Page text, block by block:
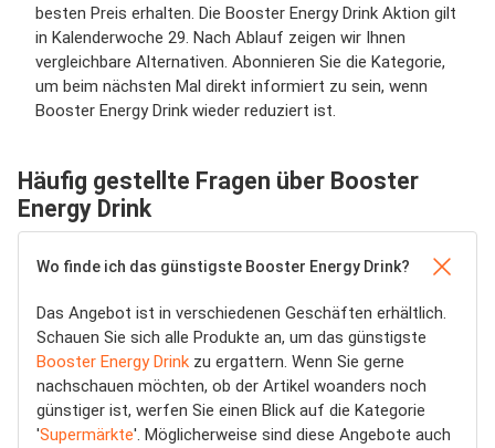
besten Preis erhalten. Die Booster Energy Drink Aktion gilt
in Kalenderwoche 29. Nach Ablauf zeigen wir Ihnen
vergleichbare Alternativen. Abonnieren Sie die Kategorie,
um beim nächsten Mal direkt informiert zu sein, wenn
Booster Energy Drink wieder reduziert ist.
Häufig gestellte Fragen über Booster
Energy Drink
Wo finde ich das günstigste Booster Energy Drink?
Das Angebot ist in verschiedenen Geschäften erhältlich.
Schauen Sie sich alle Produkte an, um das günstigste
Booster Energy Drink zu ergattern. Wenn Sie gerne
nachschauen möchten, ob der Artikel woanders noch
günstiger ist, werfen Sie einen Blick auf die Kategorie
'Supermärkte'. Möglicherweise sind diese Angebote auch